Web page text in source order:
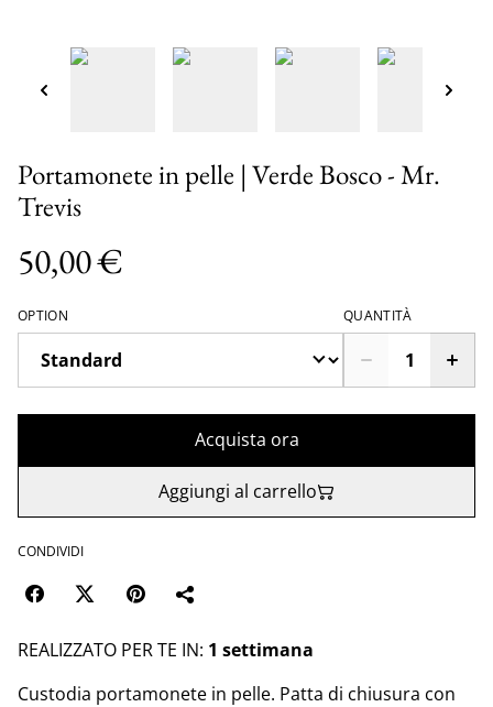
Portamonete in pelle | Verde Bosco - Mr.
Trevis
50,00 €
OPTION QUANTITÀ
Acquista ora
Aggiungi al carrello
CONDIVIDI
REALIZZATO PER TE IN: 1 settimana
Custodia portamonete in pelle. Patta di chiusura con